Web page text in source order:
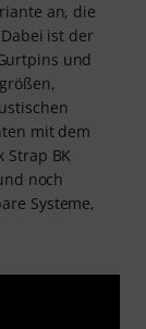
an, die
ist der
und
mit dem
Strap BK
noch
Systeme,